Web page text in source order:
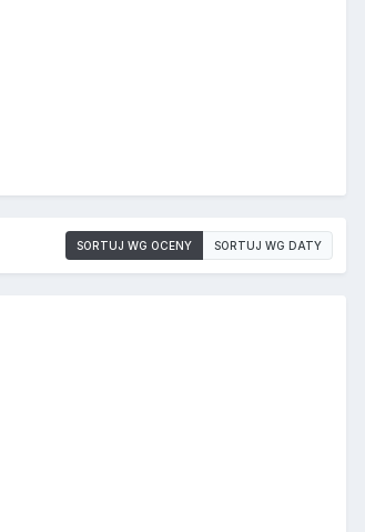
SORTUJ WG OCENY SORTUJ WG DATY